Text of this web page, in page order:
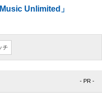
Unlimited」
チ
- PR -